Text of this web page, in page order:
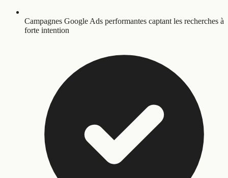
Campagnes Google Ads performantes captant les recherches à
forte intention